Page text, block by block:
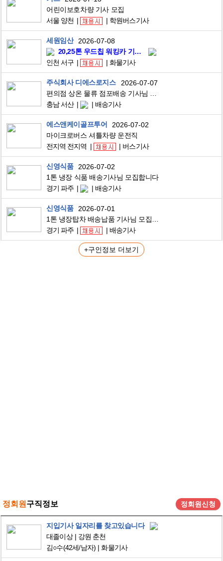
어린이보호차량 기사 모집
서울 양천
학원버스기사
세원임산
2026-07-08
20,25톤 우드칩 워킹카 기사님 모집합니다 인천내에서만 이동
인천 서구
화물기사
주식회사 디에스로지스
2026-07-07
충남 서산
배송기사
에스앤케이골프투어
2026-07-02
마이크로버스 셔틀차량 운전직
전지역 전지역
버스기사
신영식품
2026-07-02
1톤 냉장 식품 배송기사님 모집합니다
경기 파주
배송기사
신영식품
2026-07-01
경기 파주
배송기사
+구인정보 더보기
정회원 구직정보 정회원신청
지입기사 일자리를 찾고있습니다
대졸이상
강원 춘천
김○수(42세/남자) 화물기사